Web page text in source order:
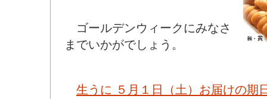
ゴールデンウィークにみなさ
までいかがでしょう。
生うに ５月１日（土）お届けの期